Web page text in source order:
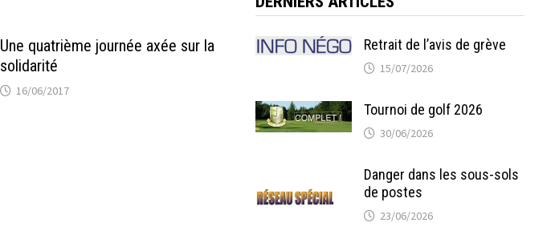
Une quatrième journée axée sur la
solidarité
16/06/2017
Retrait de l’avis de grève
15/07/2026
Tournoi de golf 2026
30/06/2026
Danger dans les sous-sols
de postes
23/06/2026